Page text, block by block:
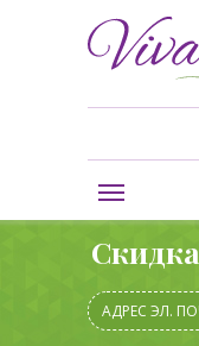
Скидка